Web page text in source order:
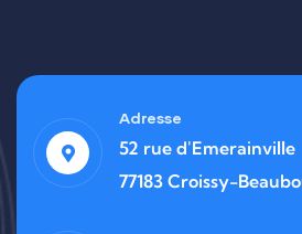
Adresse
52 rue d'Emerainville
77183 Croissy-